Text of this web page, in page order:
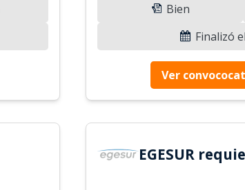
Bien
Finalizó
Ver
EGESUR